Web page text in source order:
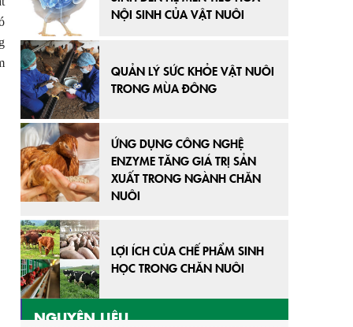
NỘI SINH CỦA VẬT NUÔI
QUẢN LÝ SỨC KHỎE VẬT NUÔI
TRONG MÙA ĐÔNG
ỨNG DỤNG CÔNG NGHỆ
ENZYME TĂNG GIÁ TRỊ SẢN
XUẤT TRONG NGÀNH CHĂN
NUÔI
LỢI ÍCH CỦA CHẾ PHẨM SINH
HỌC TRONG CHĂN NUÔI
NGUYÊN LIỆU